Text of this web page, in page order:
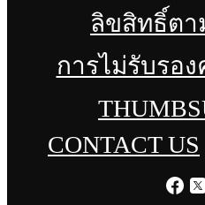
ลิขสิทธิ์ตา
การไม่รับรอ
CONTACT US